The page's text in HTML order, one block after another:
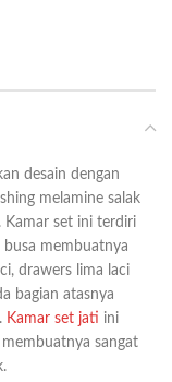
desain dengan
melamine salak
Kamar set ini terdiri
membuatnya
drawers lima laci
bagian atasnya
Kamar set jati ini
sangat